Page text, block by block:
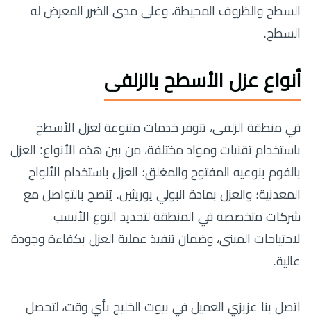
السطح والظروف المحيطة، وعلى مدى الضرر المعرض له
السطح.
أنواع عزل الأسطح بالزلفى
في منطقة الزلفى، تتوفر خدمات متنوعة لعزل الأسطح
باستخدام تقنيات ومواد مختلفة، من بين هذه الأنواع: العزل
بالفوم بنوعيه المفتوح والمغلق؛ العزل باستخدام الألواح
المعدنية؛ والعزل بمادة البولي يوريثين. يُنصح بالتواصل مع
شركات متخصصة في المنطقة لتحديد النوع الأنسب
لاحتياجات المبنى، وضمان تنفيذ عملية العزل بكفاءة وجودة
عالية.
اتصل بنا عزيزي العميل في بيوت الخليج بأي وقت، لتحصل